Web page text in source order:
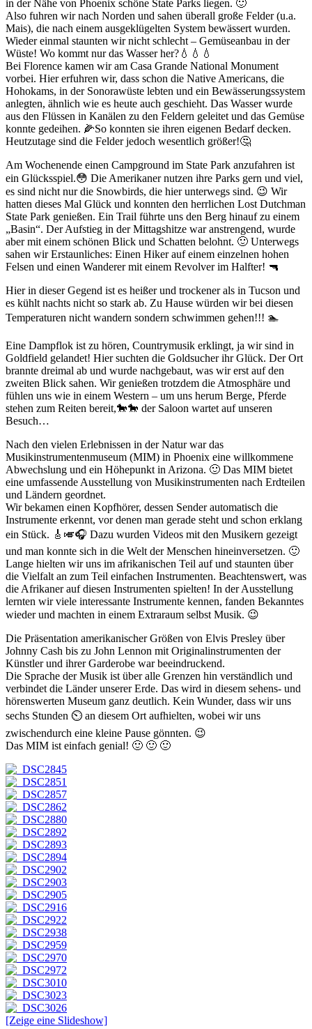
in der Nähe von Phoenix schöne State Parks liegen. 🙂
Also fuhren wir nach Norden und sahen überall große Felder (u.a.
Mais), die nach einem ausgeklügelten System bewässert wurden.
Wieder einmal staunten wir nicht schlecht – Gemüseanbau in der
Wüste! Wo kommt nur das Wasser her?💧💧💧
Bei Florence kamen wir am Casa Grande National Monument
vorbei. Hier erfuhren wir, dass schon die Native Americans, die
Hohokams, in der Sonorawüste lebten und ein Bewässerungssystem
anlegten, ähnlich wie es heute auch geschieht. Das Wasser wurde
aus den Flüssen in Kanälen zu den Feldern geleitet und das Gemüse
konnte gedeihen. 🌽So konnten sie ihren eigenen Bedarf decken.
Heutzutage sind die Felder jedoch wesentlich größer!🤔
Am Wochenende einen Campground im State Park anzufahren ist
ein Glücksspiel.😳 Die Amerikaner nutzen ihre Parks gern und viel,
es sind nicht nur die Snowbirds, die hier unterwegs sind. 😉 Wir
hatten dieses Mal Glück und konnten den herrlichen Lost Dutchman
State Park genießen. Ein Trail führte uns den Berg hinauf zu einem
„Basin“. Der Aufstieg in der Mittagshitze war anstrengend, wurde
aber mit einem schönen Blick und Schatten belohnt. 🙂 Unterwegs
sahen wir Erstaunliches: Einen Hiker auf einem einzelnen hohen
Felsen und einen Wanderer mit einem Revolver im Halfter! 🔫
Hier in dieser Gegend ist es heißer und trockener als in Tucson und
es kühlt nachts nicht so stark ab. Zu Hause würden wir bei diesen
Temperaturen nicht wandern sondern schwimmen gehen!!! 🏊
Eine Dampflok ist zu hören, Countrymusik erklingt, ja wir sind in
Goldfield gelandet! Hier suchten die Goldsucher ihr Glück. Der Ort
brannte dreimal ab und wurde nachgebaut, was wir erst auf den
zweiten Blick sahen. Wir genießen trotzdem die Atmosphäre und
fühlen uns wie in einem Western – um uns herum Berge, Pferde
stehen zum Reiten bereit,🐎🐎 der Saloon wartet auf unseren
Besuch…
Nach den vielen Erlebnissen in der Natur war das
Musikinstrumentenmuseum (MIM) in Phoenix eine willkommene
Abwechslung und ein Höhepunkt in Arizona. 🙂 Das MIM bietet
eine umfassende Ausstellung von Musikinstrumenten nach Erdteilen
und Ländern geordnet.
Wir bekamen einen Kopfhörer, dessen Sender automatisch die
Instrumente erkennt, vor denen man gerade steht und schon erklang
ein Stück. 🎸🎺🎧 Dazu wurden Videos mit den Musikern gezeigt
und man konnte sich in die Welt der Menschen hineinversetzen. 🙂
Lange hielten wir uns im afrikanischen Teil auf und staunten über
die Vielfalt an zum Teil einfachen Instrumenten. Beachtenswert, was
die Afrikaner auf diesen Instrumenten spielten! In der Ausstellung
lernten wir viele interessante Instrumente kennen, fanden Bekanntes
wieder und machten in einem Extraraum selbst Musik. 😉
Die Präsentation amerikanischer Größen von Elvis Presley über
Johnny Cash bis zu John Lennon mit Originalinstrumenten der
Künstler und ihrer Garderobe war beeindruckend.
Die Sprache der Musik ist über alle Grenzen hin verständlich und
verbindet die Länder unserer Erde. Das wird in diesem sehens- und
hörenswerten Museum ganz deutlich. Kein Wunder, dass wir uns
sechs Stunden ⏲ an diesem Ort aufhielten, wobei wir uns
zwischendurch eine kleine Pause gönnten. 😉
Das MIM ist einfach genial! 🙂 🙂 🙂
[Zeige eine Slideshow]